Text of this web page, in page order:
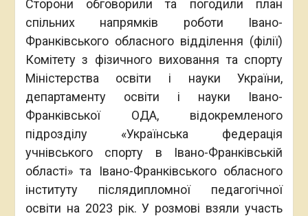
Сторони обговорили та погодили план
спільних напрямків роботи Івано-
Франківського обласного відділення (філії)
Комітету з фізичного виховання та спорту
Міністерства освіти і науки України,
департаменту освіти і науки Івано-
Франківської ОДА, відокремленого
підрозділу «Українська федерація
учнівського спорту в Івано-Франківській
області» та Івано-Франківського обласного
інституту післядипломної педагогічної
освіти на 2023 рік. У розмові взяли участь